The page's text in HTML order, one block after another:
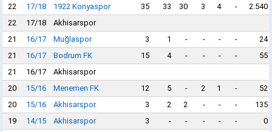
22
17/18 1922 Konyaspor 35 33 30 3 4 -
2.540
22
17/18
Akhisarspor
21
16/17 Muğlaspor 3 1 - - - -
24
21
16/17 Bodrum FK 15 4 - - - -
55
21
16/17
Akhisarspor
20
15/16 Menemen FK 12 5 - 2 1 -
52
20
15/16 Akhisarspor 3 2 2 - - -
135
19
14/15 Akhisarspor 3 - - - - -
0